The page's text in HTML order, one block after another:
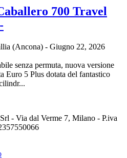
700 Travel
(Ancona) - Giugno 22, 2026
senza permuta, nuova versione
Euro 5 Plus dotata del fantastico
- Via dal Verme 7, Milano - P.iva